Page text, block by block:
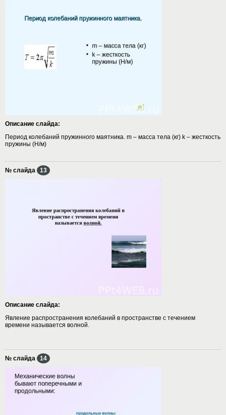
Описание слайда:
Период колебаний пружинного маятника. m – масса тела (кг) k – жесткость
пружины (Н/м)
№ слайда 13
Описание слайда:
Явление распространения колебаний в пространстве с течением
времени называется волной.
№ слайда 14